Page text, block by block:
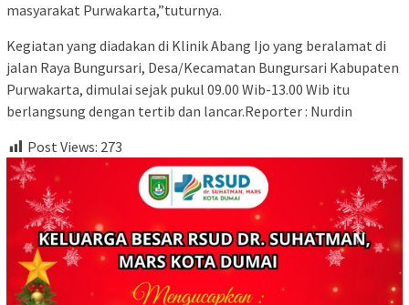
masyarakat Purwakarta,”tuturnya.
Kegiatan yang diadakan di Klinik Abang Ijo yang beralamat di
jalan Raya Bungursari, Desa/Kecamatan Bungursari Kabupaten
Purwakarta, dimulai sejak pukul 09.00 Wib-13.00 Wib itu
berlangsung dengan tertib dan lancar.Reporter : Nurdin
Post Views: 273